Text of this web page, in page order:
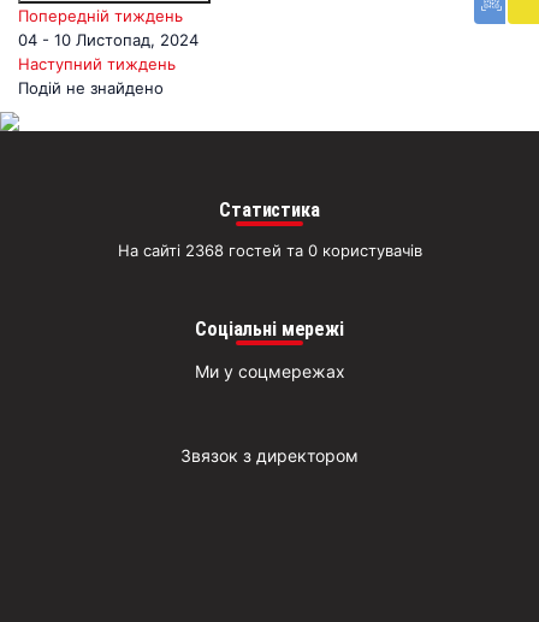
Попередній тиждень
04 - 10 Листопад, 2024
Наступний тиждень
Подій не знайдено
Статистика
На сайті 2368 гостей та 0 користувачів
Соціальні мережі
Ми у соцмережах
Звязок з директором